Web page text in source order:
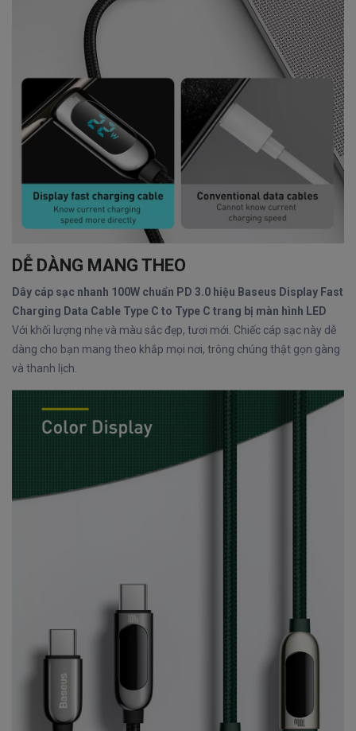
DỄ DÀNG MANG THEO
Dây cáp sạc nhanh 100W chuẩn PD 3.0 hiệu Baseus Display Fast
Charging Data Cable Type C to Type C trang bị màn hình LED
Với khối lượng nhẹ và màu sắc đẹp, tươi mới. Chiếc cáp sạc này dễ
dàng cho bạn mang theo khắp mọi nơi, trông chúng thật gọn gàng
và thanh lịch.